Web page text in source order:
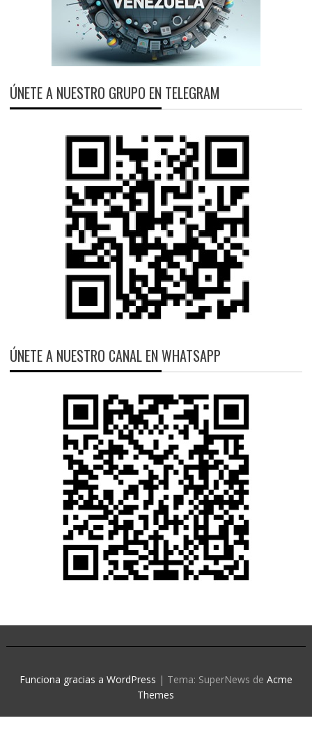
ÚNETE A NUESTRO GRUPO EN TELEGRAM
ÚNETE A NUESTRO CANAL EN WHATSAPP
Funciona gracias a WordPress | Tema: SuperNews de Acme
Themes